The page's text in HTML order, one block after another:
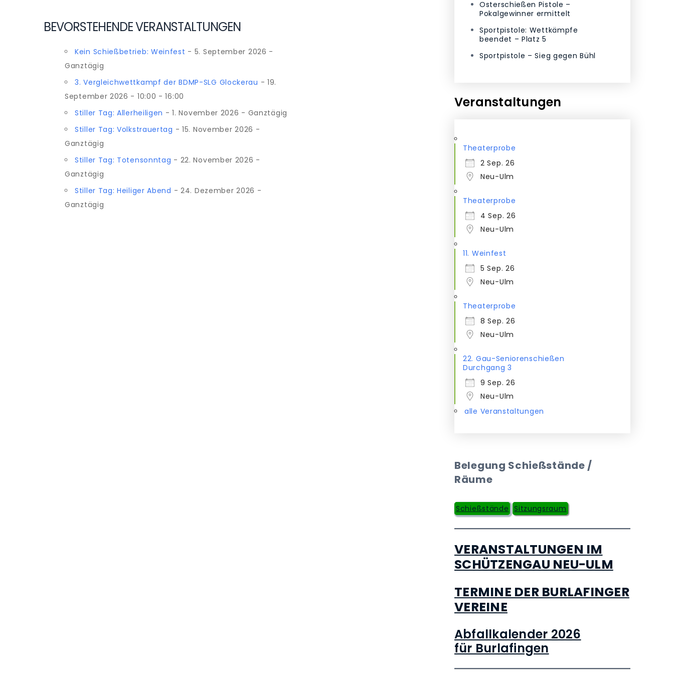
BEVORSTEHENDE VERANSTALTUNGEN
Kein Schießbetrieb: Weinfest - 5. September 2026 -
Ganztägig
3. Vergleichwettkampf der BDMP-SLG Glockerau - 19.
September 2026 - 10:00 - 16:00
Stiller Tag: Allerheiligen - 1. November 2026 - Ganztägig
Stiller Tag: Volkstrauertag - 15. November 2026 -
Ganztägig
Stiller Tag: Totensonntag - 22. November 2026 -
Ganztägig
Stiller Tag: Heiliger Abend - 24. Dezember 2026 -
Ganztägig
Osterschießen Pistole –
Pokalgewinner ermittelt
Sportpistole: Wettkämpfe
beendet – Platz 5
Sportpistole – Sieg gegen Bühl
Veranstaltungen
Theaterprobe
2 Sep. 26
Neu-Ulm
Theaterprobe
4 Sep. 26
Neu-Ulm
11. Weinfest
5 Sep. 26
Neu-Ulm
Theaterprobe
8 Sep. 26
Neu-Ulm
22. Gau-Seniorenschießen
Durchgang 3
9 Sep. 26
Neu-Ulm
alle Veranstaltungen
Belegung Schießstände /
Räume
Schießstände Sitzungsraum
VERANSTALTUNGEN IM
SCHÜTZENGAU NEU-ULM
TERMINE DER BURLAFINGER
VEREINE
Abfallkalender 2026
für Burlafingen